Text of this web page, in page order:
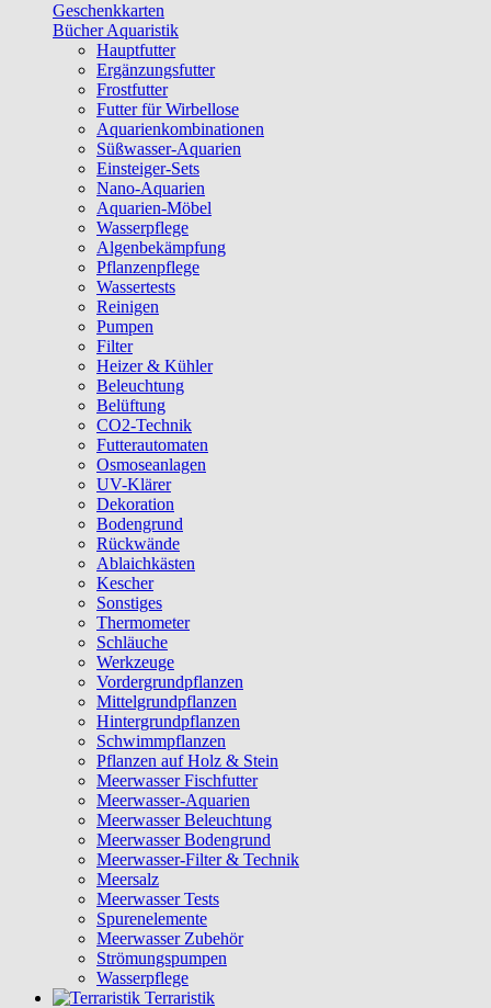
Geschenkkarten
Bücher Aquaristik
Hauptfutter
Ergänzungsfutter
Frostfutter
Futter für Wirbellose
Aquarienkombinationen
Süßwasser-Aquarien
Einsteiger-Sets
Nano-Aquarien
Aquarien-Möbel
Wasserpflege
Algenbekämpfung
Pflanzenpflege
Wassertests
Reinigen
Pumpen
Filter
Heizer & Kühler
Beleuchtung
Belüftung
CO2-Technik
Futterautomaten
Osmoseanlagen
UV-Klärer
Dekoration
Bodengrund
Rückwände
Ablaichkästen
Kescher
Sonstiges
Thermometer
Schläuche
Werkzeuge
Vordergrundpflanzen
Mittelgrundpflanzen
Hintergrundpflanzen
Schwimmpflanzen
Pflanzen auf Holz & Stein
Meerwasser Fischfutter
Meerwasser-Aquarien
Meerwasser Beleuchtung
Meerwasser Bodengrund
Meerwasser-Filter & Technik
Meersalz
Meerwasser Tests
Spurenelemente
Meerwasser Zubehör
Strömungspumpen
Wasserpflege
Terraristik